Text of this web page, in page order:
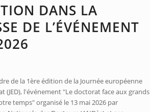
DANS LA
DE L’ÉVÉNEMENT
de la 1ère édition de la Journée européenne
(JED), l'événement "Le doctorat face aux grands
temps" organisé le 13 mai 2026 par